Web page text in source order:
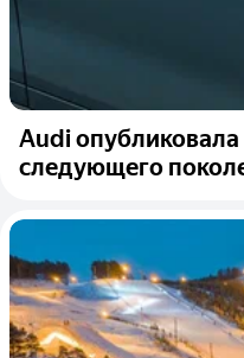
Audi
следующего